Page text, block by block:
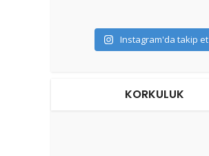
Instagram'da takip et
KORKULUK